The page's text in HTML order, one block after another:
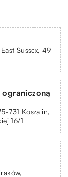
Sussex, 49
ograniczoną
731 Koszalin,
16/1